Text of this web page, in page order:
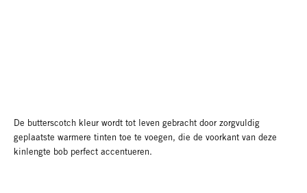
De butterscotch kleur wordt tot leven gebracht door zorgvuldig
geplaatste warmere tinten toe te voegen, die de voorkant van deze
kinlengte bob perfect accentueren.